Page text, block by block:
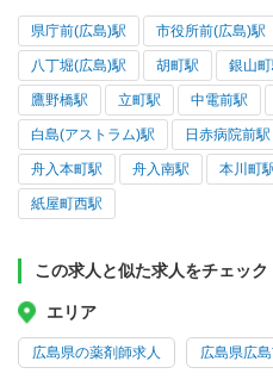
県庁前(広島)駅 市役所前(広島)駅
八丁堀(広島)駅 胡町駅 銀山
鷹野橋駅 立町駅 中電前駅
白島(アストラム)駅 日赤病院前駅
舟入本町駅 舟入南駅 本川町
紙屋町西駅
この求人と似た求人をチェック
エリア
広島県の薬剤師求人 広島県広